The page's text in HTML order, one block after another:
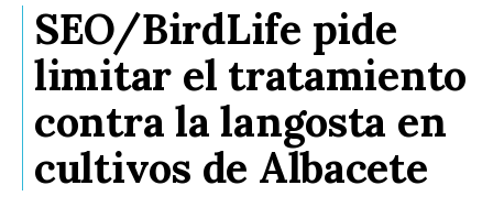
SEO/BirdLife pide
limitar el tratamiento
contra la langosta en
cultivos de Albacete